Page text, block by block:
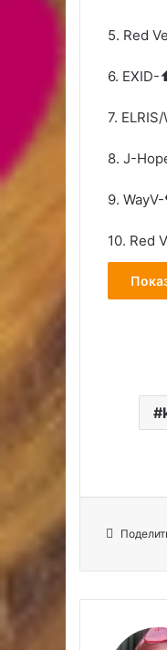
5. Red
6.
7.
8. J-
9.
10. Red